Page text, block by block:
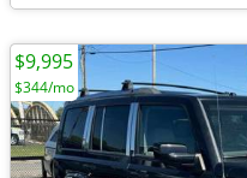
$9,995
$344/mo